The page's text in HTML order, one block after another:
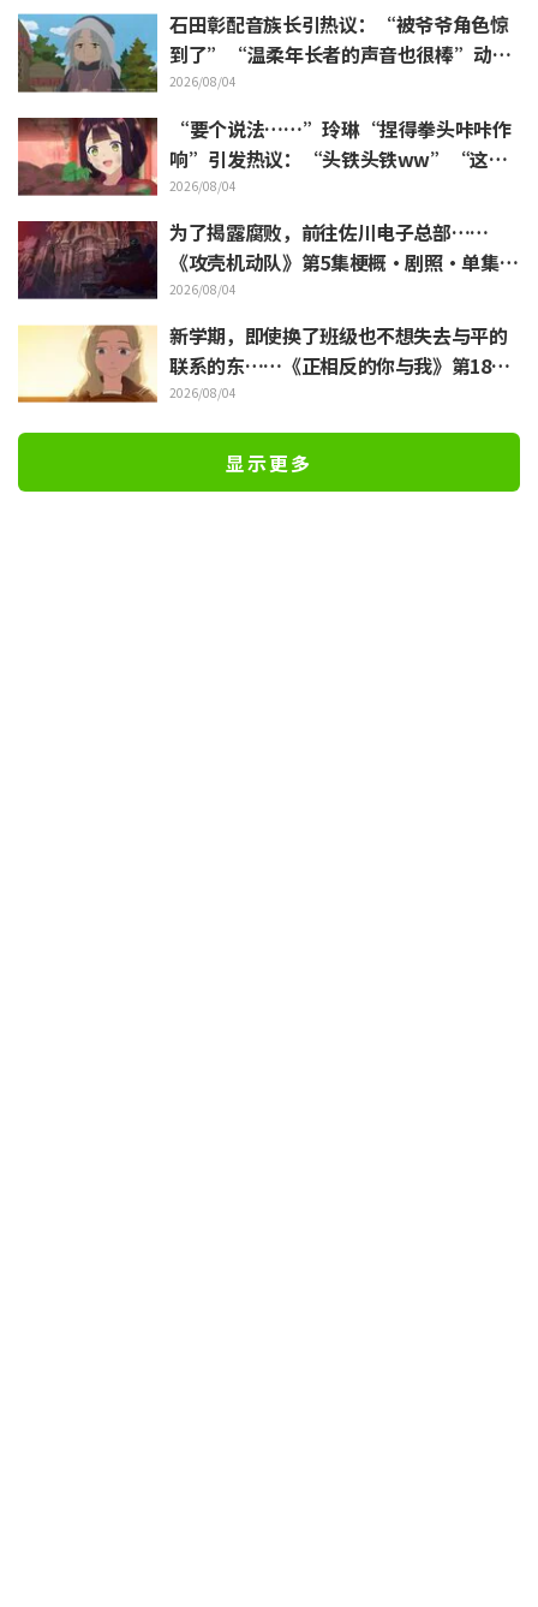
石田彰配音族长引热议：“被爷爷角色惊
到了”“温柔年长者的声音也很棒”动画
《穹庐下的魔女》第6集
2026/08/04
“要个说法……”玲琳“捏得拳头咔咔作
响”引发热议：“头铁头铁ww”“这表
情绝了”／《我是不才恶女》第4集
2026/08/04
为了揭露腐败，前往佐川电子总部……
《攻壳机动队》第5集梗概·剧照·单集视
觉图公开
2026/08/04
新学期，即使换了班级也不想失去与平的
联系的东……《正相反的你与我》第18集
梗概·剧照公开
2026/08/04
显示更多